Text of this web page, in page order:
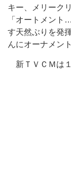
キー、メリーク
「オートメン
す天然ぶりを発
んにオーナメン
新ＴＶＣＭは